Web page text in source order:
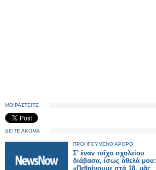
ΜΟΙΡΑΣΤΕΙΤΕ
ΔΕΙΤΕ ΑΚΟΜΑ
ΠΡΟΗΓΟΥΜΕΝΟ ΑΡΘΡΟ
Σ’ ἕναν τοῖχο σχολείου
διάβασα, ἴσως ἄθελά μου:
«Πεθαίνουμε στά 18, μᾶς